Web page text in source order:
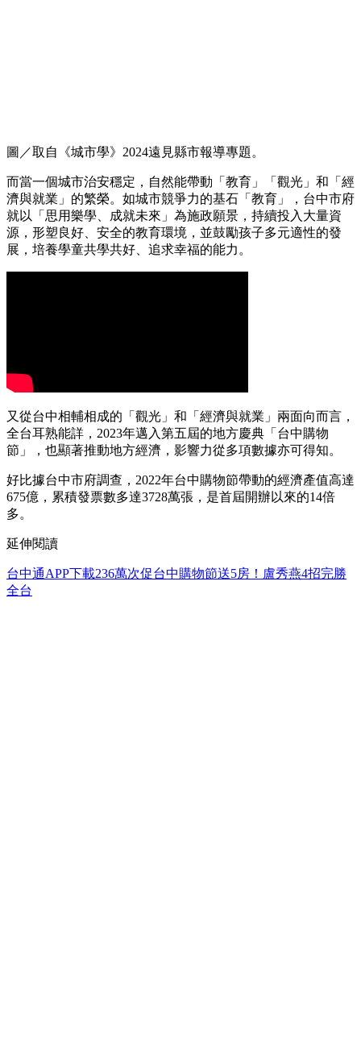
圖／取自《城市學》2024遠見縣市報導專題。
而當一個城市治安穩定，自然能帶動「教育」「觀光」和「經
濟與就業」的繁榮。如城市競爭力的基石「教育」，台中市府
就以「思用樂學、成就未來」為施政願景，持續投入大量資
源，形塑良好、安全的教育環境，並鼓勵孩子多元適性的發
展，培養學童共學共好、追求幸福的能力。
又從台中相輔相成的「觀光」和「經濟與就業」兩面向而言，
全台耳熟能詳，2023年邁入第五屆的地方慶典「台中購物
節」，也顯著推動地方經濟，影響力從多項數據亦可得知。
好比據台中市府調查，2022年台中購物節帶動的經濟產值高達
675億，累積發票數多達3728萬張，是首屆開辦以來的14倍
多。
延伸閱讀
台中通APP下載236萬次促台中購物節送5房！盧秀燕4招完勝
全台